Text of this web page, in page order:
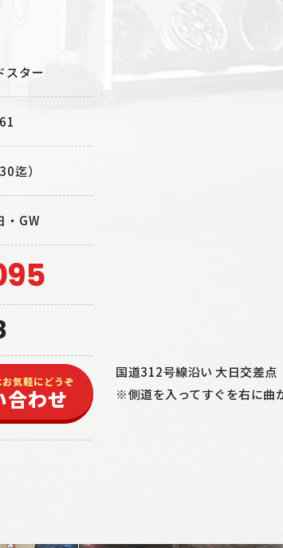
ター
迄）
・GW
気軽にどうぞ
合わせ
国道312号線沿い 大日交差
※側道を入ってすぐを右に曲